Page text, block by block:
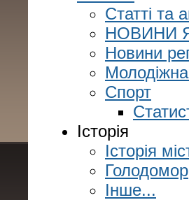
Статті та
НОВИНИ
Новини
Спорт
Історія
Історія
Голодомор
Інше...